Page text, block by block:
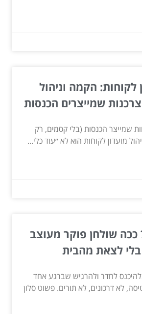
לקוחות: הקמה וניהול
שמייצרים הכנסות
שמייצר הכנסות (בלי קסמים, רק
מועדון לקוחות הוא לא ״עוד כלי...
ככה שולחן פוקר מעוצב
לצאת מהבית
לחדר ולהרגיש שברגע אחד
לא דרכונים, לא תורים. פשוט סלון